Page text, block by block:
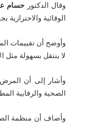
وقال الدكتور حسام
الوقائية
وأوضح أن تقييمات
لا ينتقل بسهولة
وأشار إلى أن المرض
الصحية والرقابية
وأضاف أن منظمة